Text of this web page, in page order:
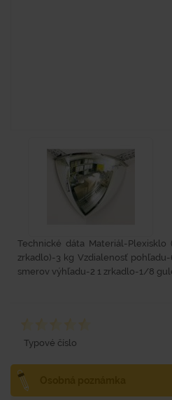
Technické dáta Materiál-Plexisklo
zrkadlo)-3 kg Vzdialenosť
smerov výhľadu-2 1 zrkadlo-1/8
Typové číslo